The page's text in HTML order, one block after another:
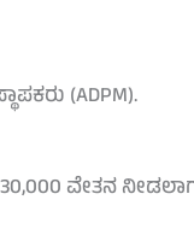
(ADPM).
ವೇತನ